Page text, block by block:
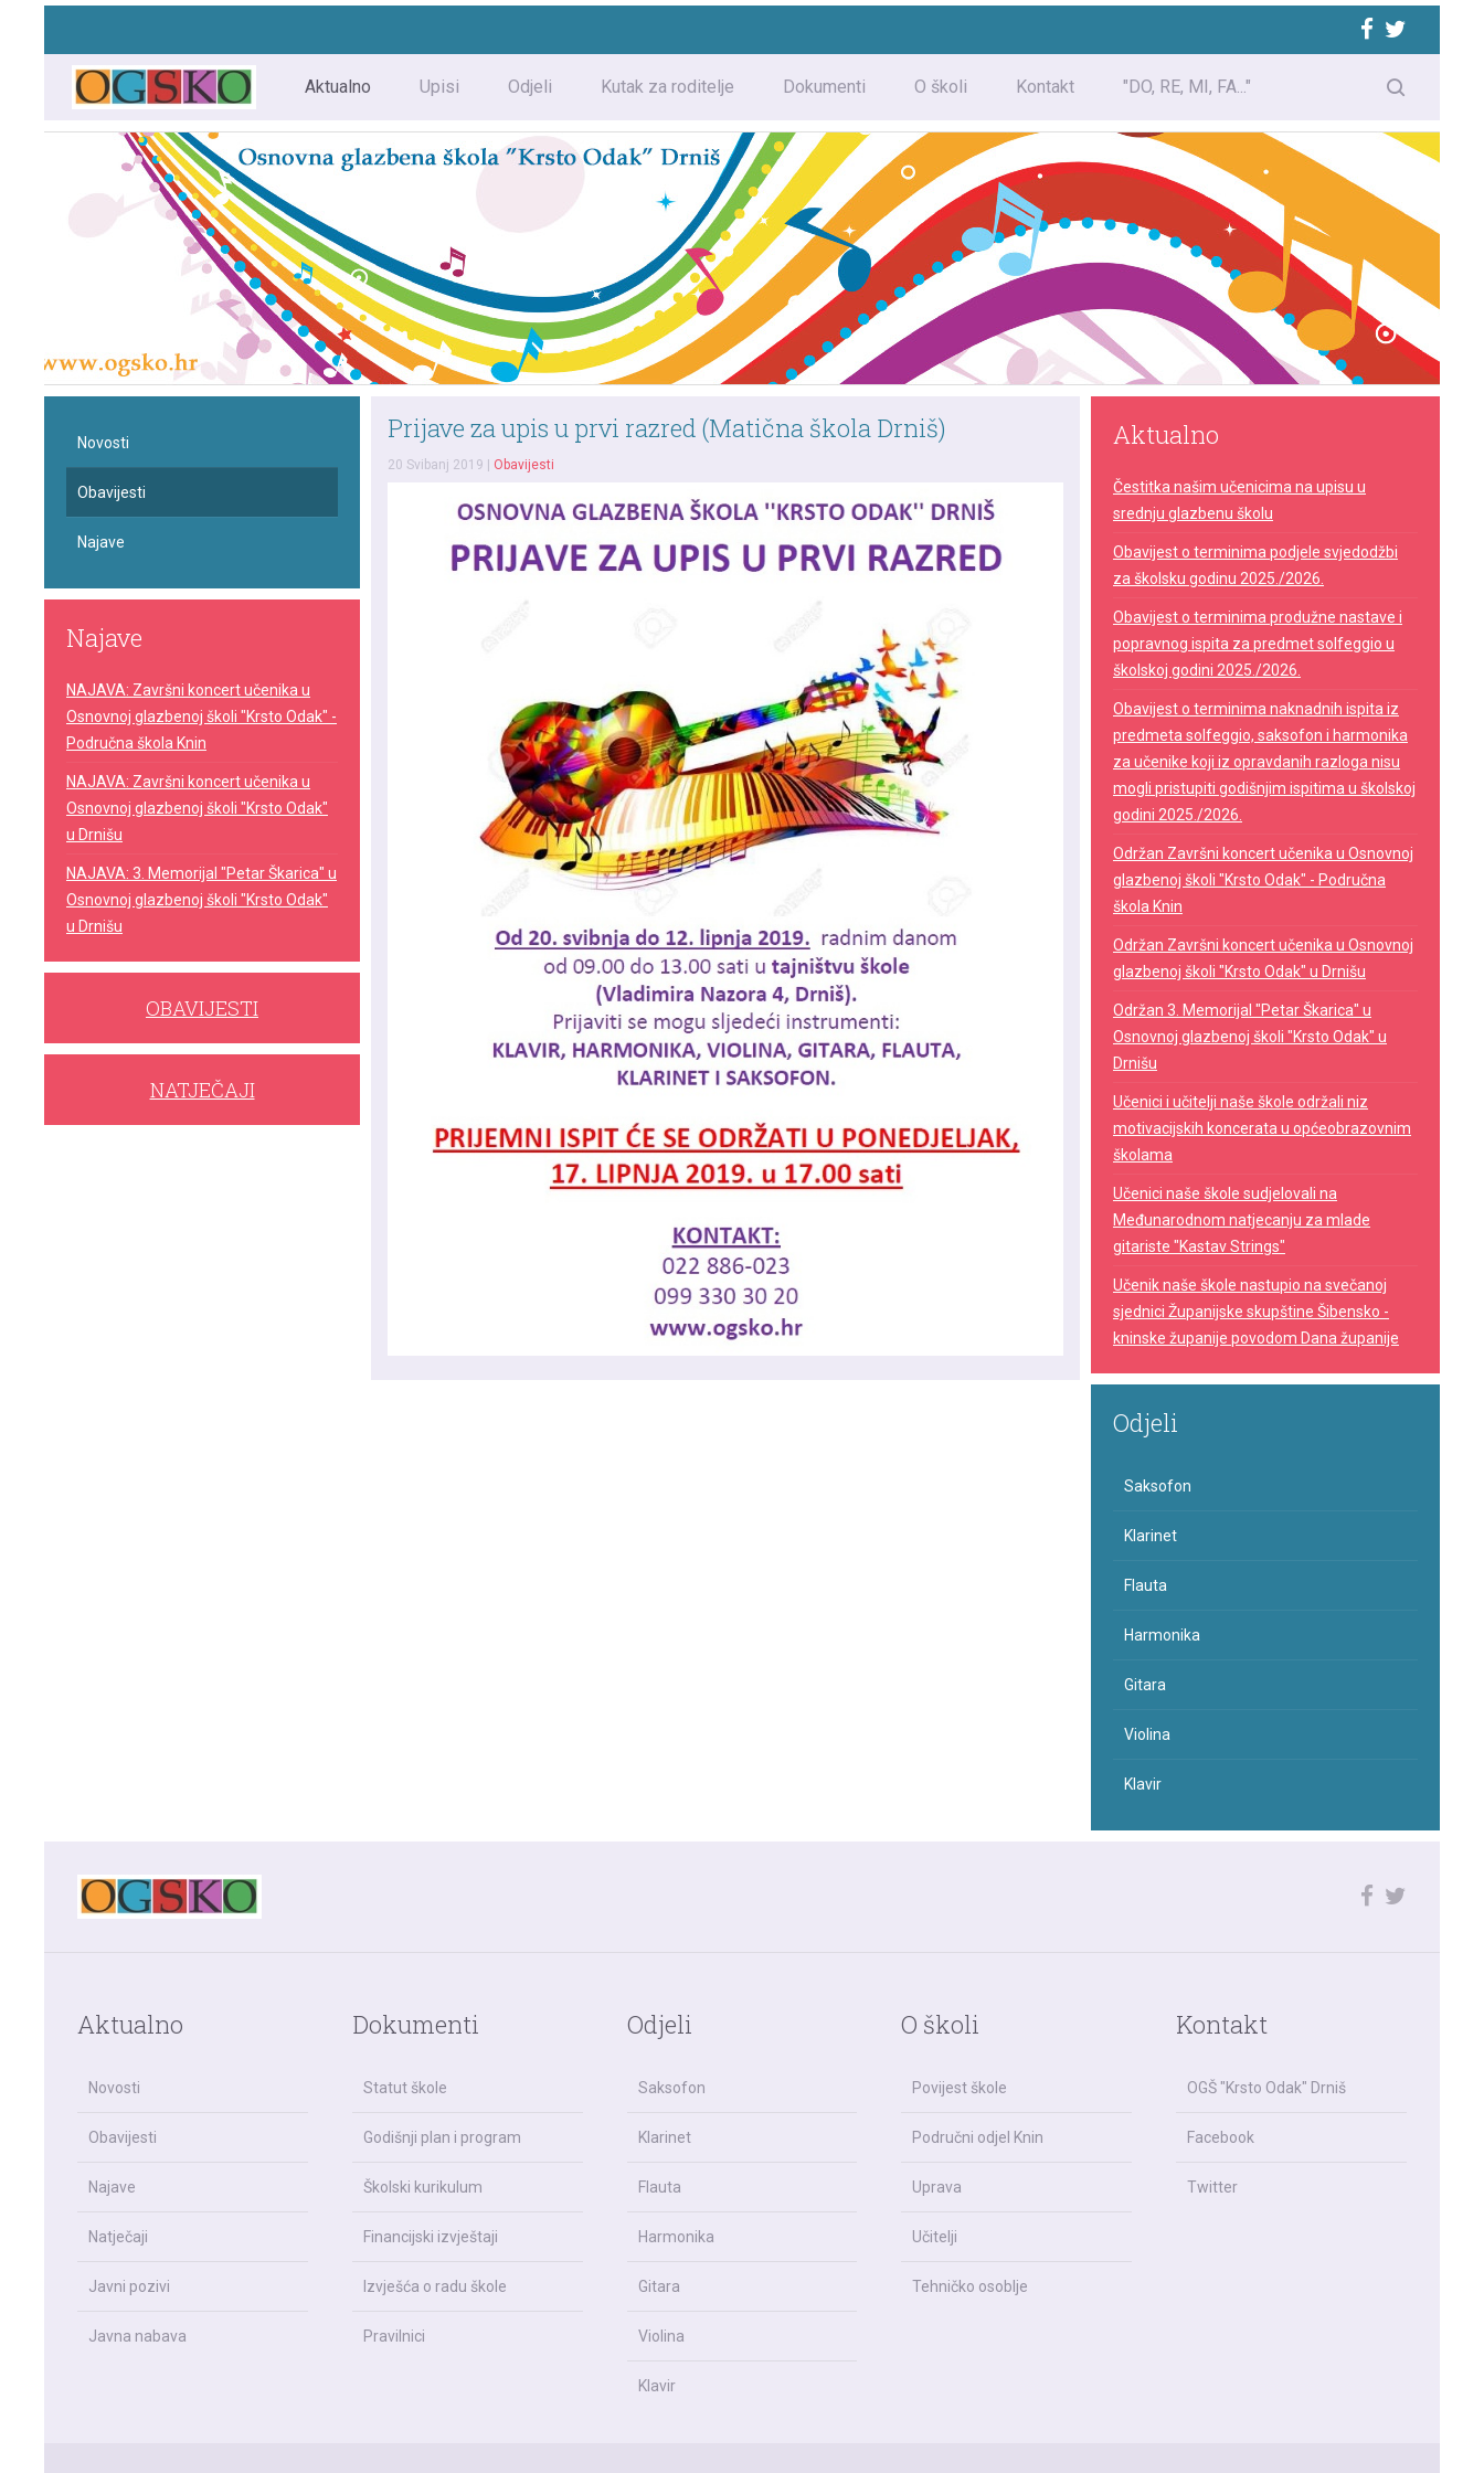
Aktualno Upisi Odjeli Kutak za roditelje Dokumenti O školi Kontakt "DO, RE, MI, FA..."
Prijave za upis u prvi razred (Matična škola Drniš)
20 Svibanj 2019 Obavijesti
Novosti
Obavijesti
Najave
Najave
NAJAVA: Završni koncert učenika u
Osnovnoj glazbenoj školi "Krsto Odak" -
Područna škola Knin
NAJAVA: Završni koncert učenika u
Osnovnoj glazbenoj školi "Krsto Odak"
u Drnišu
NAJAVA: 3. Memorijal "Petar Škarica" u
Osnovnoj glazbenoj školi "Krsto Odak"
u Drnišu
OBAVIJESTI
NATJEČAJI
Aktualno
Čestitka našim učenicima na upisu u
srednju glazbenu školu
Obavijest o terminima podjele svjedodžbi
za školsku godinu 2025./2026.
Obavijest o terminima produžne nastave i
popravnog ispita za predmet solfeggio u
školskoj godini 2025./2026.
Obavijest o terminima naknadnih ispita iz
predmeta solfeggio, saksofon i harmonika
za učenike koji iz opravdanih razloga nisu
mogli pristupiti godišnjim ispitima u školskoj
godini 2025./2026.
Održan Završni koncert učenika u Osnovnoj
glazbenoj školi "Krsto Odak" - Područna
škola Knin
Održan Završni koncert učenika u Osnovnoj
glazbenoj školi "Krsto Odak" u Drnišu
Održan 3. Memorijal "Petar Škarica" u
Osnovnoj glazbenoj školi "Krsto Odak" u
Drnišu
Učenici i učitelji naše škole održali niz
motivacijskih koncerata u općeobrazovnim
školama
Učenici naše škole sudjelovali na
Međunarodnom natjecanju za mlade
gitariste "Kastav Strings"
Učenik naše škole nastupio na svečanoj
sjednici Županijske skupštine Šibensko -
kninske županije povodom Dana županije
Odjeli
Saksofon
Klarinet
Flauta
Harmonika
Gitara
Violina
Klavir
Aktualno
Novosti
Obavijesti
Najave
Natječaji
Javni pozivi
Javna nabava
Dokumenti
Statut škole
Godišnji plan i program
Školski kurikulum
Financijski izvještaji
Izvješća o radu škole
Pravilnici
Odjeli
Saksofon
Klarinet
Flauta
Harmonika
Gitara
Violina
Klavir
O školi
Povijest škole
Područni odjel Knin
Uprava
Učitelji
Tehničko osoblje
Kontakt
OGŠ "Krsto Odak" Drniš
Facebook
Twitter